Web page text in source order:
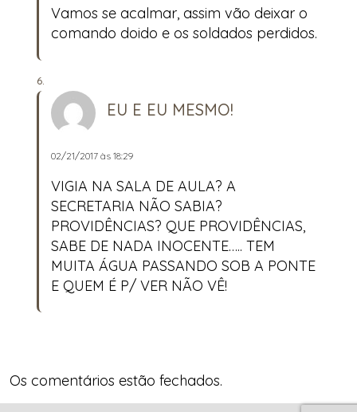
Vamos se acalmar, assim vão deixar o
comando doido e os soldados perdidos.
EU E EU MESMO!
02/21/2017 às 18:29
VIGIA NA SALA DE AULA? A
SECRETARIA NÃO SABIA?
PROVIDÊNCIAS? QUE PROVIDÊNCIAS,
SABE DE NADA INOCENTE….. TEM
MUITA ÁGUA PASSANDO SOB A PONTE
E QUEM É P/ VER NÃO VÊ!
Os comentários estão fechados.